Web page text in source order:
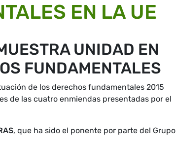
EN LA UE
UNIDAD EN
FUNDAMENTALES
de los derechos fundamentales 2015
de las cuatro enmiendas presentadas por el
, que ha sido el ponente por parte del Grupo